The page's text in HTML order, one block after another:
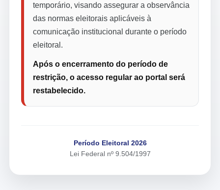
temporário, visando assegurar a observância
das normas eleitorais aplicáveis à
comunicação institucional durante o período
eleitoral.
Após o encerramento do período de
restrição, o acesso regular ao portal será
restabelecido.
Período Eleitoral 2026
Lei Federal nº 9.504/1997